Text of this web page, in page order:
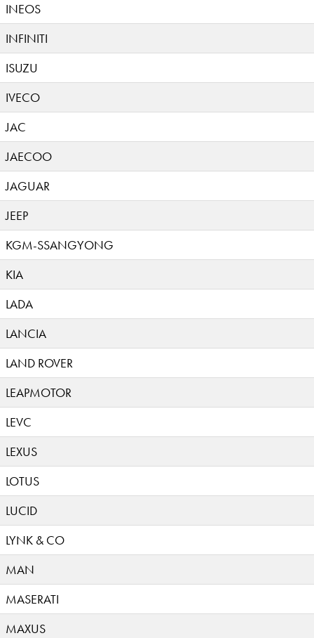
INEOS
INFINITI
ISUZU
IVECO
JAC
JAECOO
JAGUAR
JEEP
KGM-SSANGYONG
KIA
LADA
LANCIA
LAND ROVER
LEAPMOTOR
LEVC
LEXUS
LOTUS
LUCID
LYNK & CO
MAN
MASERATI
MAXUS